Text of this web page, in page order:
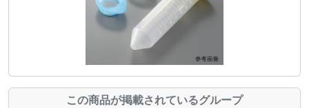
この商品が掲載されているグループ